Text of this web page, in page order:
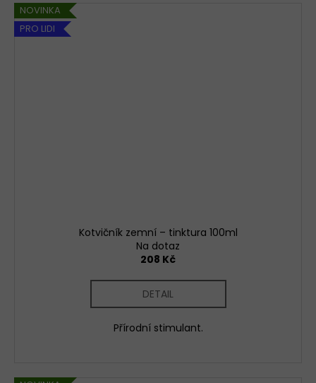
NOVINKA
PRO LIDI
Kotvičník zemní – tinktura 100ml
Na dotaz
208 Kč
DETAIL
Přírodní stimulant.